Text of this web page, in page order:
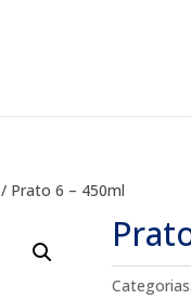
/ Prato 6 – 450ml
Categorias: